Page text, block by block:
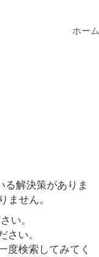
ホーム
解決策がありま
せん。
い。
い。
度検索してみてく